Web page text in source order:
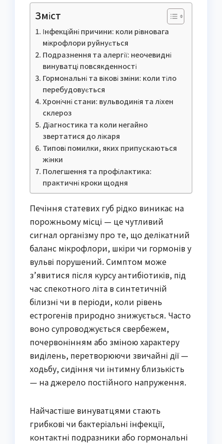
Зміст
Інфекційні причини: коли рівновага
мікрофлори руйнується
Подразнення та алергії: неочевидні
винуватці повсякденності
Гормональні та вікові зміни: коли тіло
перебудовується
Хронічні стани: вульводинія та ліхен
склероз
Діагностика та коли негайно
звертатися до лікаря
Типові помилки, яких припускаються
жінки
Полегшення та профілактика:
практичні кроки щодня
Печіння статевих губ рідко виникає на
порожньому місці — це чутливий
сигнал організму про те, що делікатний
баланс мікрофлори, шкіри чи гормонів у
вульві порушений. Симптом може
з’явитися після курсу антибіотиків, під
час спекотного літа в синтетичній
білизні чи в періоди, коли рівень
естрогенів природно знижується. Часто
воно супроводжується свербежем,
почервонінням або зміною характеру
виділень, перетворюючи звичайні дії —
ходьбу, сидіння чи інтимну близькість
— на джерело постійного напруження.
Найчастіше винуватцями стають
грибкові чи бактеріальні інфекції,
контактні подразники або гормональні